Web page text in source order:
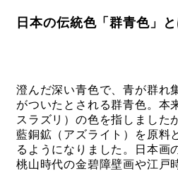
日本の伝統色「群青色」
澄んだ深い青色で、青が群れ
がついたとされる群青色。本
スラズリ）の色を指しました
藍銅鉱（アズライト）を原料
るようになりました。日本画
桃山時代の金碧障壁画や江戸